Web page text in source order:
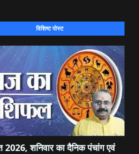
विशिष्ट पोस्ट
शनिवार का दैनिक पंचांग एवं